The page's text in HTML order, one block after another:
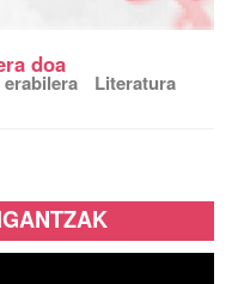
doa
Literatura